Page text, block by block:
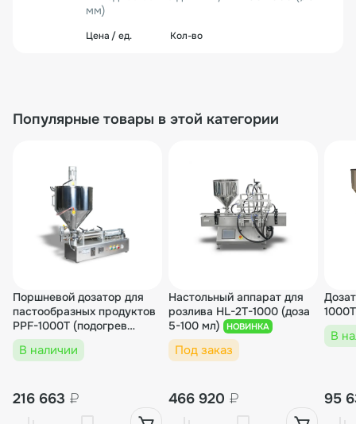
мм)
00-00001125
2 846₽/шт.
2 846₽
Выходное сопло Ø8 мм для LPF/PPF 50-100
0
1 шт.
Популярные товары в этой категории
Поршневой дозатор для
пастообразных продуктов
PPF-1000T (подогрев
бункера, мешалка)
В наличии
216 663 ₽
Настольный аппарат для
розлива HL-2T-1000 (доза
5-100 мл)
НОВИНКА
Под заказ
466 920 ₽
1000T
В
95